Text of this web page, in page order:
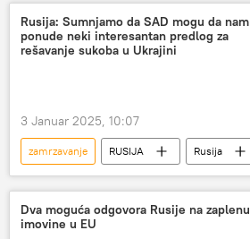
Rusija: Sumnjamo da SAD mogu da nam
ponude neki interesantan predlog za
rešavanje sukoba u Ukrajini
3 Januar 2025, 10:07
zamrzavanje RUSIJA
Rusija
Specijalna vojna operacija u Ukrajini – vesti
Vladimir Zelenski
Vasilij Nebenzja
Dva moguća odgovora Rusije na zaplenu
imovine u EU